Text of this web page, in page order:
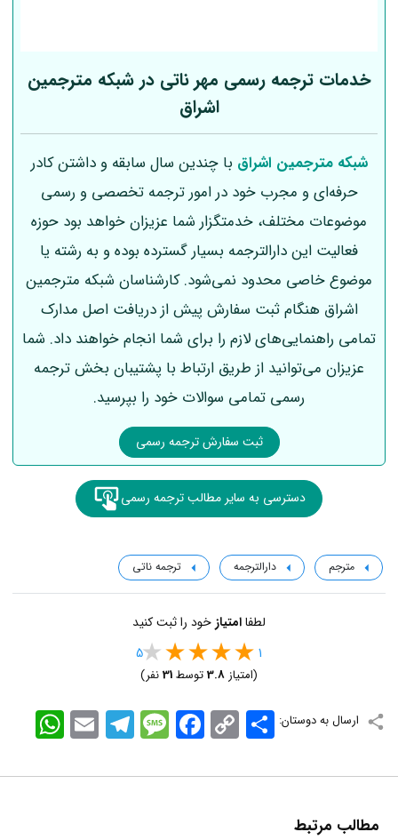
خدمات ترجمه رسمی مهر ناتی در شبکه مترجمین
اشراق
شبکه مترجمین اشراق با چندین سال سابقه و داشتن کادر
حرفه‌ای و مجرب خود در امور ترجمه تخصصی و رسمی
موضوعات مختلف، خدمتگزار شما عزیزان خواهد بود حوزه
فعالیت این دارالترجمه بسیار گسترده بوده و به رشته یا
موضوع خاصی محدود نمی‌شود. کارشناسان شبکه مترجمین
اشراق هنگام ثبت سفارش پیش از دریافت اصل مدارک
تمامی راهنمایی‌های لازم را برای شما انجام خواهند داد. شما
عزیزان می‌توانید از طریق ارتباط با پشتیبان بخش ترجمه
رسمی تمامی سوالات خود را بپرسید.
ثبت سفارش ترجمه رسمی
دسترسی به سایر مطالب ترجمه رسمی
مترجم دارالترجمه ترجمه ناتی
لطفاامتیاز خود را ثبت کنید
1
5
(امتیاز 3.8توسط31نفر)
ارسال به دوستان: WhatsApp EmailTelegramMessageFacebook Copy
Link
اشتراک
مطالب مرتبط